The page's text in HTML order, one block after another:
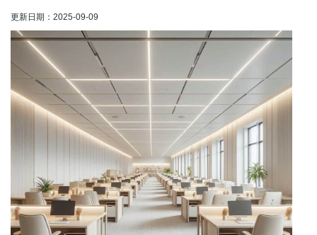
更新日期： 2025-09-09